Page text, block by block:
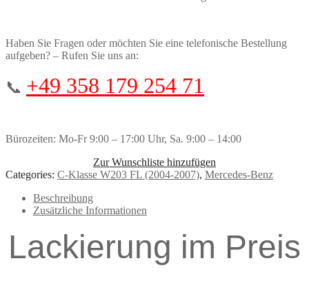
Haben Sie Fragen oder möchten Sie eine telefonische Bestellung
aufgeben? – Rufen Sie uns an:
📞 +49 358 179 254 71
Bürozeiten: Mo-Fr 9:00 – 17:00 Uhr, Sa. 9:00 – 14:00
Zur Wunschliste hinzufügen
Categories: C-Klasse W203 FL (2004-2007), Mercedes-Benz
Beschreibung
Zusätzliche Informationen
Lackierung im Preis